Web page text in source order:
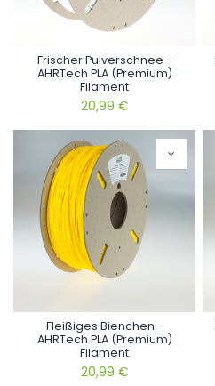
Frischer Pulverschnee -
AHRTech PLA (Premium)
Filament
20,99 €
Fleißiges Bienchen -
AHRTech PLA (Premium)
Filament
20,99 €